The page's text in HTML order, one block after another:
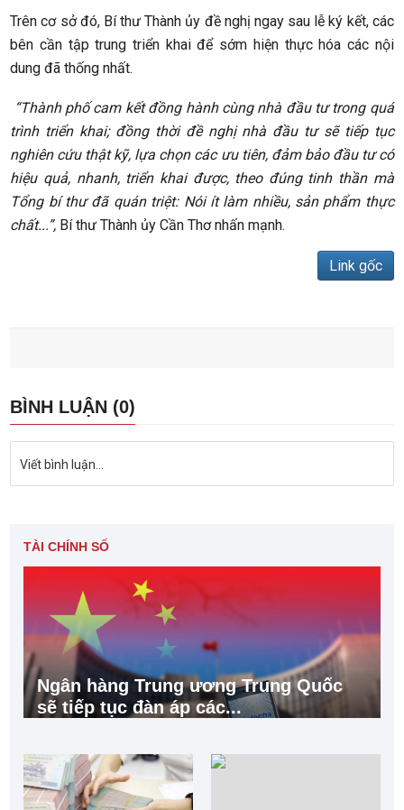
Trên cơ sở đó, Bí thư Thành ủy đề nghị ngay sau lễ ký kết, các
bên cần tập trung triển khai để sớm hiện thực hóa các nội
dung đã thống nhất.
“Thành phố cam kết đồng hành cùng nhà đầu tư trong quá
trình triển khai; đồng thời đề nghị nhà đầu tư sẽ tiếp tục
nghiên cứu thật kỹ, lựa chọn các ưu tiên, đảm bảo đầu tư có
hiệu quả, nhanh, triển khai được, theo đúng tinh thần mà
Tổng bí thư đã quán triệt: Nói ít làm nhiều, sản phẩm thực
chất...”, Bí thư Thành ủy Cần Thơ nhấn mạnh.
Link gốc
BÌNH LUẬN (0)
Viết bình luận...
TÀI CHÍNH SỐ
Ngân hàng Trung ương Trung Quốc
sẽ tiếp tục đàn áp các...